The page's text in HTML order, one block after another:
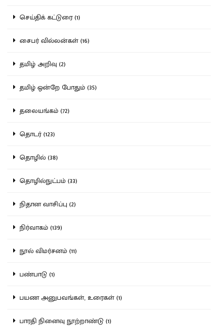
செய்திக் கட்டுரை (1)
சைபர் வில்லன்கள் (16)
தமிழ் அறிவு (2)
தமிழ் ஒன்றே போதும் (35)
தலையங்கம் (72)
தொடர் (123)
தொழில் (38)
தொழில்நுட்பம் (33)
நிதான வாசிப்பு (2)
நிர்வாகம் (139)
நூல் விமர்சனம் (11)
பண்பாடு (1)
பயண அனுபவங்கள், உரைகள் (1)
பாரதி நினைவு நூற்றாண்டு (1)